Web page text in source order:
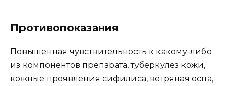
Противопоказания
Повышенная чувствительность к какому-либо
из компонентов препарата, туберкулез кожи,
кожные проявления сифилиса, ветряная оспа,